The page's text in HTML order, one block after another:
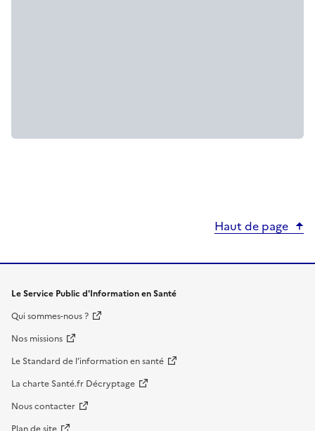
Haut de page
Le Service Public d'Information en Santé
Qui sommes-nous ?
Nos missions
Le Standard de l’information en santé
La charte Santé.fr Décryptage
Nous contacter